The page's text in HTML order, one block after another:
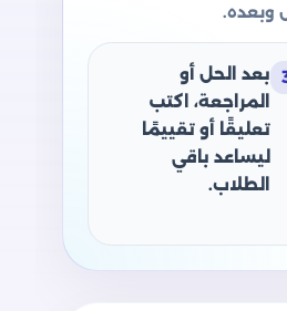
وبعده.
بعد الحل أو
المراجعة، اكتب
تعليقًا أو تقييمًا
ليساعد باقي
الطلاب.